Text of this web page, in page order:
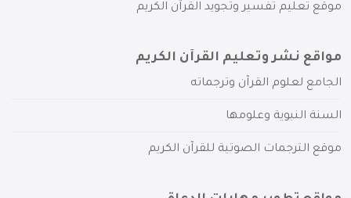
موقع تعليم تفسير وتجويد القرآن الكريم
مواقع نشر وتعليم القرآن الكريم
الجامع لعلوم القرآن وترجماته
السنة النبوية وعلومها
موقع الترجمات الصوتية للقرآن الكريم